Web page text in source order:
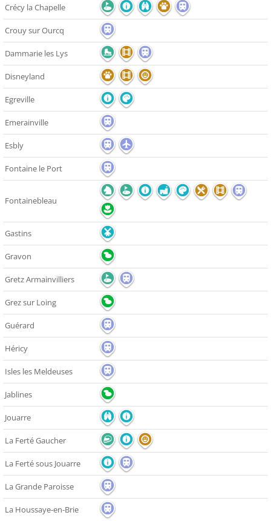
Crécy la Chapelle
Crouy sur Ourcq
Dammarie les Lys
Disneyland
Egreville
Emerainville
Esbly
Fontaine le Port
Fontainebleau
Gastins
Gravon
Gretz Armainvilliers
Grez sur Loing
Guérard
Héricy
Isles les Meldeuses
Jablines
Jouarre
La Ferté Gaucher
La Ferté sous Jouarre
La Grande Paroisse
La Houssaye-en-Brie